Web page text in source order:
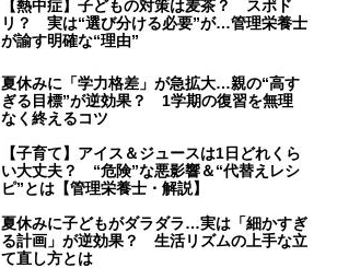
【熱中症】子どもの対策は麦茶？ スポド
リ？ 実は“選び分ける必要”が…管理栄養士
が諭す明確な“理由”
夏休みに「学力格差」が急拡大…親の“高す
ぎる目標”が逆効果？ 1学期の復習を無理
なく終えるコツ
【子育て】アイス＆ジュースは1日どれくら
い大丈夫？ “危険”な悪影響＆“代替えレシ
ピ”とは【管理栄養士・解説】
夏休みに子どもがダラダラ…実は「細かすぎ
る計画」が逆効果？ 生活リズムの上手な立
て直し方とは